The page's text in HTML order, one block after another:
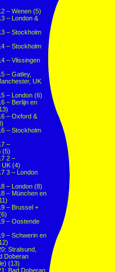
– Wenen (5)
– London &
– Stockholm
– Stockholm
– Vlissingen
– Gatley,
UK
– London (6)
– Berlijn en
– Oxford &
– Stockholm
–
(5)
2 –
UK (4)
3 – London
– London (8)
– München en
– Brussel +
– Oostende
– Schwerin en
Stralsund,
Doberan
(13)
Bad Doberan